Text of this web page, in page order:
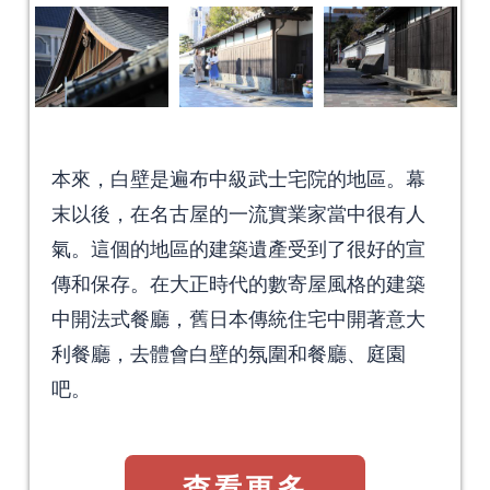
本來，白壁是遍布中級武士宅院的地區。幕
末以後，在名古屋的一流實業家當中很有人
氣。這個的地區的建築遺產受到了很好的宣
傳和保存。在大正時代的數寄屋風格的建築
中開法式餐廳，舊日本傳統住宅中開著意大
利餐廳，去體會白壁的氛圍和餐廳、庭園
吧。